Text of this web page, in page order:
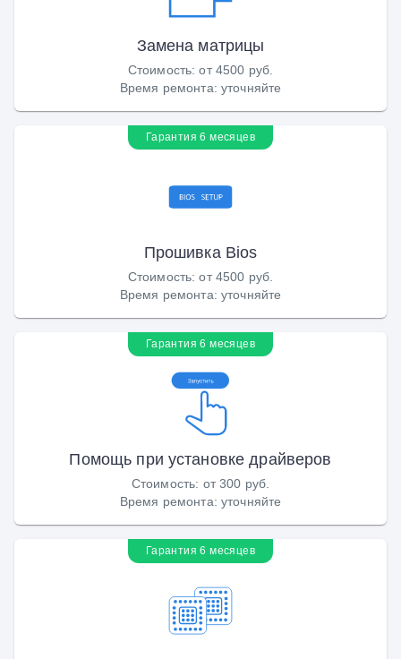
Замена матрицы
Стоимость:от 4500 руб.
Время ремонта: уточняйте
Гарантия 6 месяцев
Прошивка Bios
Стоимость:от 4500 руб.
Время ремонта: уточняйте
Гарантия 6 месяцев
Помощь при установке драйверов
Стоимость: от 300 руб.
Время ремонта: уточняйте
Гарантия 6 месяцев